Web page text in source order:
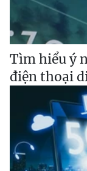
Tìm hiểu ý
điện thoại